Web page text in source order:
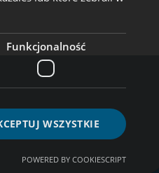
Funkcjonalność
WSZYSTKIE
POWERED BY COOKIESCRIPT